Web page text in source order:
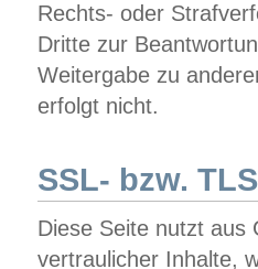
Rechts- oder
Dritte zur
Weitergabe zu
erfolgt nicht.
SSL- bzw.
Diese Seite nutzt aus
vertraulicher Inhalte,